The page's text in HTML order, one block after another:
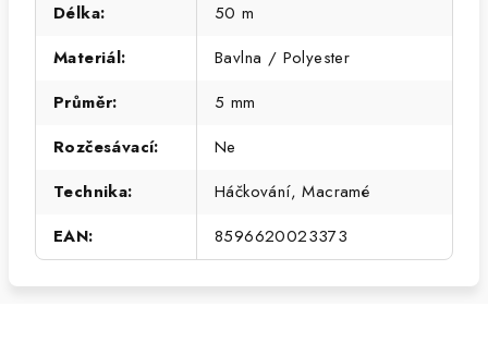
Délka:
50 m
Materiál:
Bavlna / Polyester
Průměr:
5 mm
Rozčesávací:
Ne
Technika:
Háčkování, Macramé
EAN: 8596620023373